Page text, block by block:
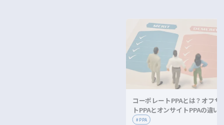
コーポレートPPAとは？オフサ
トPPAとオンサイトPPAの違い
メリット・デメリットを解説！
#PPA